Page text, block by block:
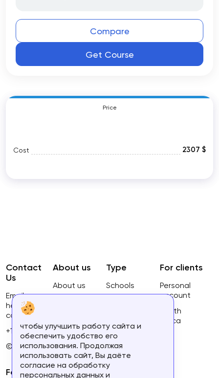
Compare
Get Course
Price
Cost 2307 $
About us
About us
Terms of
use
Type
Schools
For clients
Personal
account
South
Africa
For partners
Contact
Us
Email:
hello@ca-
courses.com
+16134168460
© 2023.
чтобы улучшить работу сайта и
обеспечить удобство его
использования. Продолжая
использовать сайт, Вы даёте
согласие на обработку
персональных данных и